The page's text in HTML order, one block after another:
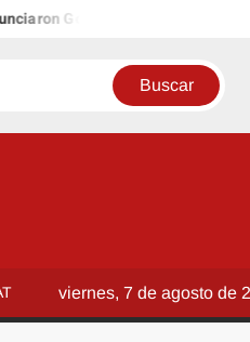
Municipal, PROFECO y
viernes, 7 de agosto de